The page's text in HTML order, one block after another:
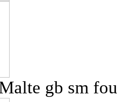
gb sm